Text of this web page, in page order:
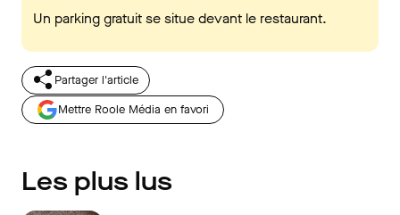
Un parking gratuit se situe devant le restaurant.
Partager l'article
Mettre Roole Média en favori
Les plus lus